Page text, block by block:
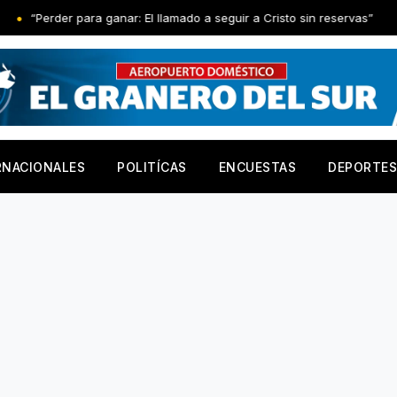
El llamado a seguir a Cristo sin reservas” Artículo de
POLITÍCAS ENCUESTAS DEPORTES